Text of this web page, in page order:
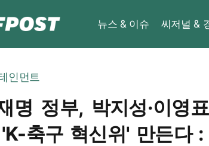
뉴스 & 이슈 씨저널 &
인먼트
명 정부, 박지성·이영
축구 혁신위' 만든다